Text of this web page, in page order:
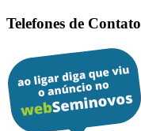
Telefones de Contato